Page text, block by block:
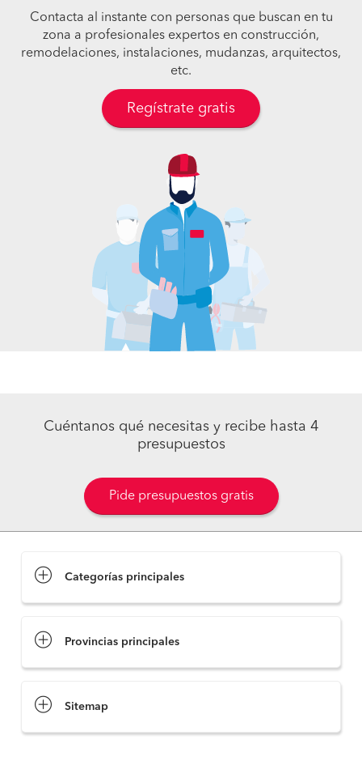
Contacta al instante con personas que buscan en tu
zona a profesionales expertos en construcción,
remodelaciones, instalaciones, mudanzas, arquitectos,
etc.
Regístrate gratis
Cuéntanos qué necesitas y recibe hasta 4
presupuestos
Pide presupuestos gratis
Categorías principales
Provincias principales
Sitemap